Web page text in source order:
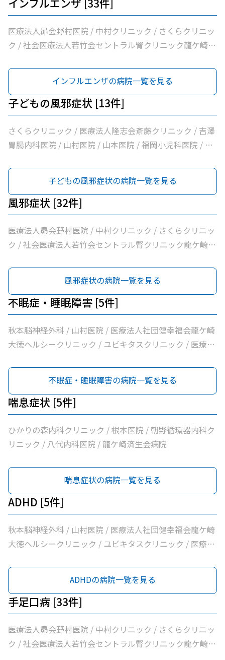
インフルエンザ [33件]
医療法人昴会野村医院 / 中村クリニック / さくらクリニッ
ク / 社会医療法人若竹会セントラル腎クリニック龍ケ崎 /
外科 / 牛尾病院 / 松本クリニック / ひかりの森内科クリニ
ック / 吉澤胃腸内科医院 / 山村医院 / 山本医院 / 福岡小児
科医院 / 飯野クリニック / 松葉クリニック / 野上小児科医
院 / 根本医院 / 医療法人社団健幸福会龍ケ崎大徳ヘルシー
クリニック / 医療法人社団清和会いしかわクリニック / 横
田医院 / 茨城県竜ケ崎保健所 / 朝野循環器内科クリニック
科循環器科 / 村井医院 / 八代内科医院 / 高田整形外科 / 龍
ケ崎済生会病院 / うちだ医院 / ユビキタスクリニック / 医
療法人社団八峰会池田病院
インフルエンザの病院一覧を見る
子どもの風邪症状 [13件]
さくらクリニック / 医療法人隆志会斎藤クリニック / 吉澤
胃腸内科医院 / 山村医院 / 山本医院 / 福岡小児科医院 / 松
子内科循環器科 / 村井医院 / 龍ケ崎済生会病院 / うちだ医
子どもの風邪症状の病院一覧を見る
風邪症状 [32件]
医療法人昴会野村医院 / 中村クリニック / さくらクリニッ
ク / 社会医療法人若竹会セントラル腎クリニック龍ケ崎 /
外科 / 牛尾病院 / 松本クリニック / ひかりの森内科クリニ
ック / 吉澤胃腸内科医院 / 山村医院 / 山本医院 / 福岡小児
科医院 / 飯野クリニック / 松葉クリニック / 根本医院 / 医
療法人社団健幸福会龍ケ崎大徳ヘルシークリニック / 医療
法人社団清和会いしかわクリニック / 横田医院 / 茨城県竜
ケ崎保健所 / 朝野循環器内科クリニック / 医療法人いがら
医院 / 八代内科医院 / 高田整形外科 / 龍ケ崎済生会病院 /
うちだ医院 / ユビキタスクリニック / 医療法人社団八峰会
池田病院
風邪症状の病院一覧を見る
不眠症・睡眠障害 [5件]
秋本脳神経外科 / 山村医院 / 医療法人社団健幸福会龍ケ崎
大徳ヘルシークリニック / ユビキタスクリニック / 医療法
不眠症・睡眠障害の病院一覧を見る
喘息症状 [5件]
ひかりの森内科クリニック / 根本医院 / 朝野循環器内科ク
リニック / 八代内科医院 / 龍ケ崎済生会病院
喘息症状の病院一覧を見る
ADHD [5件]
秋本脳神経外科 / 山村医院 / 医療法人社団健幸福会龍ケ崎
大徳ヘルシークリニック / ユビキタスクリニック / 医療法
ADHDの病院一覧を見る
手足口病 [33件]
医療法人昴会野村医院 / 中村クリニック / さくらクリニッ
ク / 社会医療法人若竹会セントラル腎クリニック龍ケ崎 /